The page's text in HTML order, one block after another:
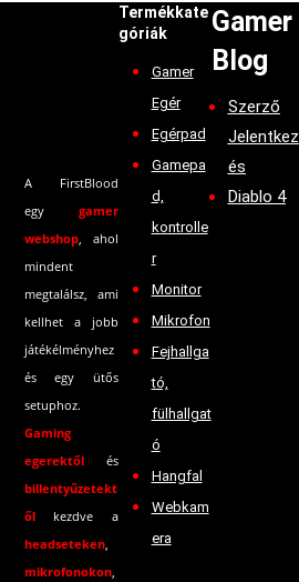
A FirstBlood
egy gamer
webshop, ahol
mindent
megtalálsz, ami
kellhet a jobb
játékélményhez
és egy ütős
setuphoz.
Gaming
egerektől és
billentyűzetekt
ől kezdve a
headseteken,
mikrofonokon,
Termékkate
góriák
Gamer
Egér
Egérpad
Gamepa
d,
kontrolle
r
Monitor
Mikrofon
Fejhallga
tó,
fülhallgat
ó
Hangfal
Webkam
era
Gamer
Blog
Szerző
Jelentkez
és
Diablo 4